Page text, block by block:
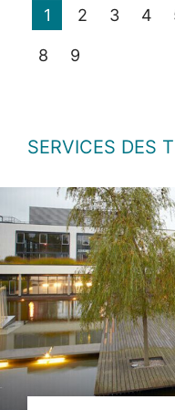
1 2 3 4
8 9
SERVICES DES